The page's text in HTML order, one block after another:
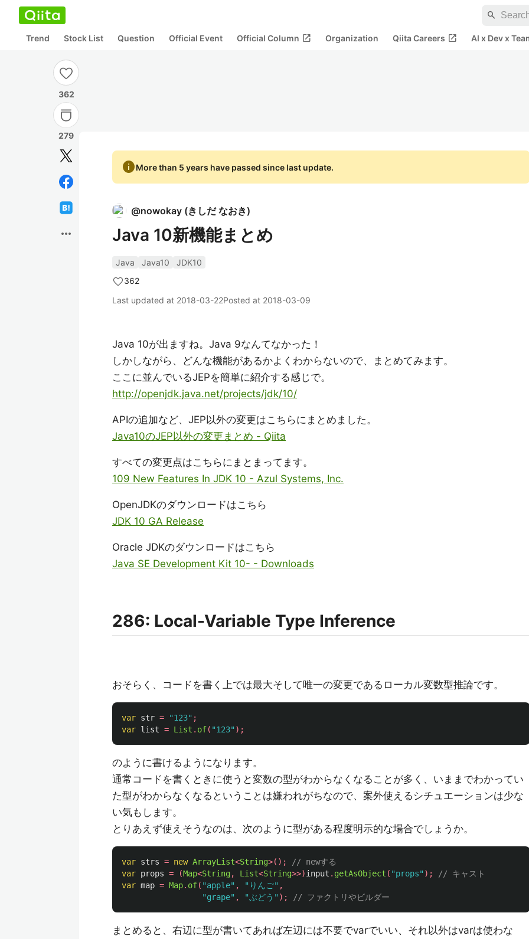
search
Trend Stock List Question Official Event Official Column open_in_new Organization Qiita Careers open_in_new AI x Dev x
362
279
more_horiz
infoMore than 5 years have passed since last update.
@nowokay (きしだ なおき)
Java 10新機能まとめ
Java Java10
JDK10
362
Last updated at 2018-03-22Posted at 2018-03-09
Java 10が出ますね。Java 9なんてなかった！
しかしながら、どんな機能があるかよくわからないので、まとめてみます。
ここに並んでいるJEPを簡単に紹介する感じで。
http://openjdk.java.net/projects/jdk/10/
APIの追加など、JEP以外の変更はこちらにまとめました。
Java10のJEP以外の変更まとめ - Qiita
すべての変更点はこちらにまとまってます。
109 New Features In JDK 10 - Azul Systems, Inc.
OpenJDKのダウンロードはこちら
JDK 10 GA Release
Oracle JDKのダウンロードはこちら
Java SE Development Kit 10- - Downloads
286: Local-Variable Type Inference
おそらく、コードを書く上では最大そして唯一の変更であるローカル変数型推論です。
var str = "123" ;
var list = List . of( "123" );
のように書けるようになります。
通常コードを書くときに使うと変数の型がわからなくなることが多く、いままでわかってい
た型がわからなくなるということは嫌われがちなので、案外使えるシチュエーションは少な
い気もします。
とりあえず使えそうなのは、次のように型がある程度明示的な場合でしょうか。
var strs = new ArrayList<String>();
// newする
var props = (Map<String, List<String>>)input . getAsObject ( "props" );
// キャスト
var map = Map. of( "apple" , "りんご" ,
"grape" , "ぶどう" ); // ファクトリやビルダー
まとめると、右辺に型が書いてあれば左辺には不要でvarでいい、それ以外はvarは使わな